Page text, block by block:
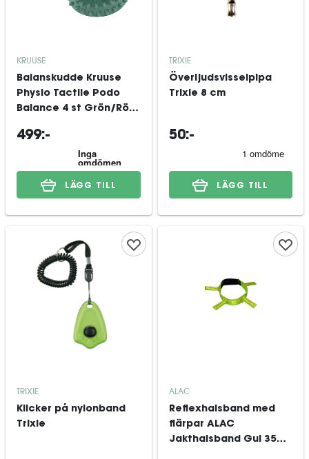
KRUUSE
Balanskudde Kruuse
Physio Tactile Podo
Balance 4 st Grön/Röd
499:-
LÄGG TILL
TRIXIE
Överljudsvisselpipa
Trixie 8 cm
50:-
LÄGG TILL
TRIXIE
Klicker på nylonband
Trixie
ALAC
Reflexhalsband med
flärpar ALAC
Jakthalsband Gul 35